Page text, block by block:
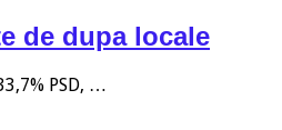
de dupa locale
PSD, …